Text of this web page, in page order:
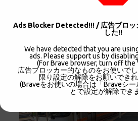
画像
Ads Blocker Detected!!! / 広告ブロッ
した!!
We have detected that you are
ads. Please support us by
(For Brave browser, turn off the
広告ブロッカー的なものをお使いで
限り設定の解除をお願いできれ
(Braveをお使いの場合は「Braveシー
とで設定が解除でき